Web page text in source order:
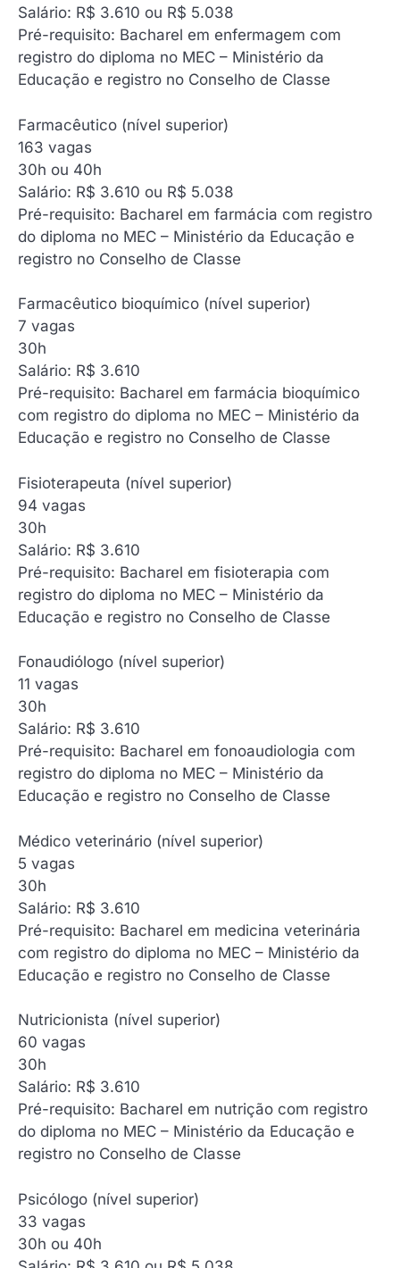
Salário: R$ 3.610 ou R$ 5.038
Pré-requisito: Bacharel em enfermagem com
registro do diploma no MEC – Ministério da
Educação e registro no Conselho de Classe
Farmacêutico (nível superior)
‍163 vagas
30h ou 40h
Salário: R$ 3.610 ou R$ 5.038
Pré-requisito: Bacharel em farmácia com registro
do diploma no MEC – Ministério da Educação e
registro no Conselho de Classe
Farmacêutico bioquímico (nível superior)
‍7 vagas
30h
Salário: R$ 3.610
Pré-requisito: Bacharel em farmácia bioquímico
com registro do diploma no MEC – Ministério da
Educação e registro no Conselho de Classe
Fisioterapeuta (nível superior)
‍94 vagas
30h
Salário: R$ 3.610
Pré-requisito: Bacharel em fisioterapia com
registro do diploma no MEC – Ministério da
Educação e registro no Conselho de Classe
Fonaudiólogo (nível superior)
‍11 vagas
30h
Salário: R$ 3.610
Pré-requisito: Bacharel em fonoaudiologia com
registro do diploma no MEC – Ministério da
Educação e registro no Conselho de Classe
Médico veterinário (nível superior)
‍5 vagas
30h
Salário: R$ 3.610
Pré-requisito: Bacharel em medicina veterinária
com registro do diploma no MEC – Ministério da
Educação e registro no Conselho de Classe
Nutricionista (nível superior)
‍60 vagas
30h
Salário: R$ 3.610
Pré-requisito: Bacharel em nutrição com registro
do diploma no MEC – Ministério da Educação e
registro no Conselho de Classe
Psicólogo (nível superior)
‍33 vagas
30h ou 40h